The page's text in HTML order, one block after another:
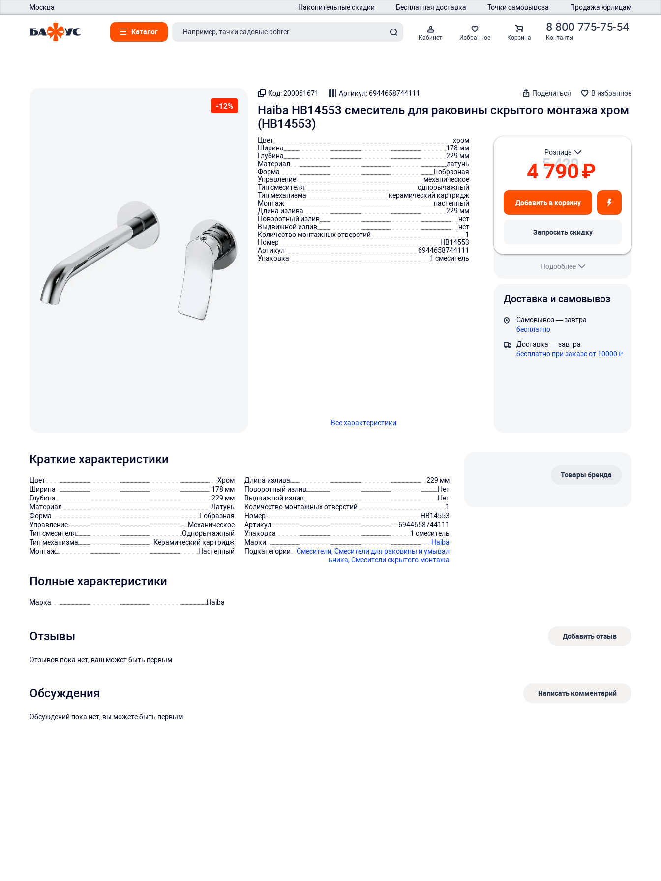
Москва Накопительные скидки Бесплатная доставка Точки самовывоза Продажа юрлицам
Каталог
Кабинет Избранное Корзина
8 800 775-75-54
Контакты
-12%
Код: 200061671 Артикул: 6944658744111 Поделиться В избранное
Haiba HB14553 смеситель для раковины скрытого монтажа хром
(HB14553)
Цвет
хром
Ширина
178 мм
Глубина
229 мм
Материал
латунь
Форма
Г-образная
Управление
механическое
Тип смесителя
однорычажный
Тип механизма
керамический картридж
Монтаж
настенный
Длина излива
229 мм
Поворотный излив
нет
Выдвижной излив
нет
Количество монтажных отверстий
1
Номер
HB14553
Артикул
6944658744111
Упаковка
1 смеситель
Все характеристики
розница
5 420
4 790₽
Добавить в корзину
Запросить скидку
Подробнее
Доставка и самовывоз
Самовывоз — завтра
бесплатно
Доставка — завтра
бесплатно при заказе от 10000 ₽
Краткие характеристики
Цвет
Хром
Ширина
178 мм
Глубина
229 мм
Материал
Латунь
Форма
Г-образная
Управление
Механическое
Тип смесителя
Однорычажный
Тип механизма
Керамический картридж
Монтаж
Настенный
Длина излива
229 мм
Поворотный излив
Нет
Выдвижной излив
Нет
Количество монтажных отверстий
1
Номер
HB14553
Артикул
6944658744111
Упаковка
1 смеситель
Марки
Haiba
Подкатегории
Смесители,Смесители для раковины и умывал
ьника,Смесители скрытого монтажа
Полные характеристики
Марка Haiba
Товары бренда
Отзывы Добавить отзыв
Отзывов пока нет, ваш может быть первым
Обсуждения Написать комментарий
Обсуждений пока нет, вы можете быть первым